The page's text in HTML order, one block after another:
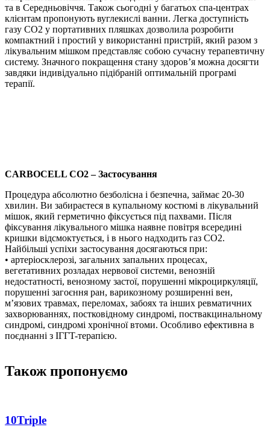
та в Середньовіччя. Також сьогодні у багатьох спа-центрах
клієнтам пропонують вуглекислі ванни. Легка доступність
газу CO2 у портативних пляшках дозволила розробити
компактний і простий у використанні пристрій, який разом з
лікувальним мішком представляє собою сучасну терапевтичну
систему. Значного покращення стану здоров’я можна досягти
завдяки індивідуально підібраній оптимальній програмі
терапії.
CARBOCELL CO2 – Застосування
Процедура абсолютно безболісна і безпечна, займає 20-30
хвилин. Ви забираєтеся в купальному костюмі в лікувальний
мішок, який герметично фіксується під пахвами. Після
фіксування лікувального мішка наявне повітря всередині
кришки відсмоктується, і в нього надходить газ CO2.
Найбільші успіхи застосування досягаються при:
• артеріосклерозі, загальних запальних процесах,
вегетативних розладах нервової системи, венозній
недостатності, венозному застої, порушенні мікроциркуляції,
порушенні загоєння ран, варикозному розширенні вен,
м’язових травмах, переломах, забоях та інших ревматичних
захворюваннях, постковідному синдромі, поствакцинальному
синдромі, синдромі хронічної втоми. Особливо ефективна в
поєднанні з IГГT-терапією.
Також пропонуємо
10Triple